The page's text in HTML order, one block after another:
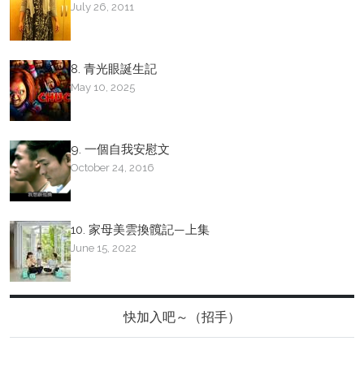
July 26, 2011
8. 青光眼誕生記
May 10, 2025
9. 一個自我安慰文
October 24, 2016
10. 家母美雲換髖記—上集
June 15, 2022
快加入吧～（招手）